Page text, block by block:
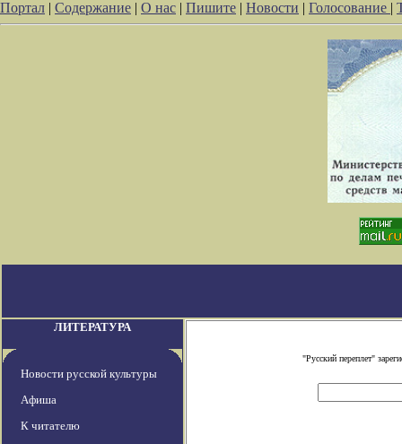
Портал | Содержание | О нас | Пишите | Новости | Голосование |
ЛИТЕРАТУРА
Новости русской культуры
Афиша
К читателю
"Русский переплет"